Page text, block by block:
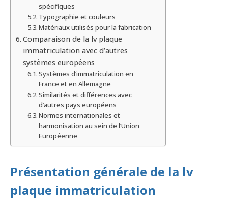
spécifiques
Typographie et couleurs
Matériaux utilisés pour la fabrication
Comparaison de la lv plaque
immatriculation avec d’autres
systèmes européens
Systèmes d’immatriculation en
France et en Allemagne
Similarités et différences avec
d’autres pays européens
Normes internationales et
harmonisation au sein de l’Union
Européenne
Présentation générale de la lv
plaque immatriculation